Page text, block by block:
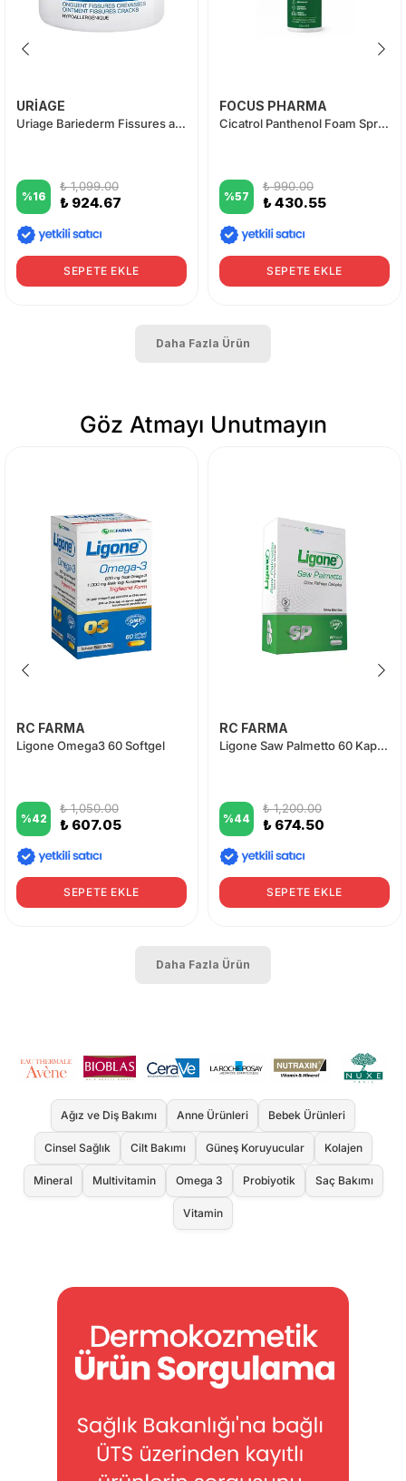
URİAGE
Uriage Bariederm Fissures and Cracks Bariyer Krem 40 ml
%16
₺ 1,099.00
₺ 924.67
SEPETE EKLE
FOCUS PHARMA
Cicatrol Panthenol Foam Sprey 150 ml
%57
₺ 990.00
₺ 430.55
SEPETE EKLE
Daha Fazla Ürün
Göz Atmayı Unutmayın
RC FARMA
Ligone Omega3 60 Softgel
%42
₺ 1,050.00
₺ 607.05
SEPETE EKLE
RC FARMA
Ligone Saw Palmetto 60 Kapsül
%44
₺ 1,200.00
₺ 674.50
SEPETE EKLE
Daha Fazla Ürün
Ağız ve Diş Bakımı Anne Ürünleri Bebek Ürünleri
Cinsel Sağlık Cilt Bakımı Güneş Koruyucular Kolajen
Mineral Multivitamin Omega 3 Probiyotik Saç Bakımı
Vitamin